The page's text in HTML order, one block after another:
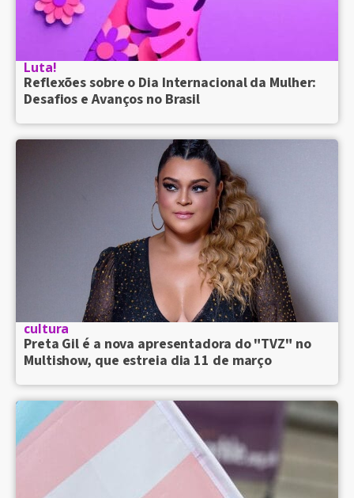
Luta!
Reflexões sobre o Dia Internacional da Mulher:
Desafios e Avanços no Brasil
cultura
Preta Gil é a nova apresentadora do "TVZ" no
Multishow, que estreia dia 11 de março